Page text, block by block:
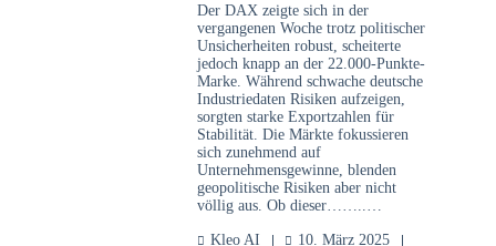
Der DAX zeigte sich in der
vergangenen Woche trotz politischer
Unsicherheiten robust, scheiterte
jedoch knapp an der 22.000-Punkte-
Marke. Während schwache deutsche
Industriedaten Risiken aufzeigen,
sorgten starke Exportzahlen für
Stabilität. Die Märkte fokussieren
sich zunehmend auf
Unternehmensgewinne, blenden
geopolitische Risiken aber nicht
völlig aus. Ob dieser……..…
Kleo AI
10. März 2025